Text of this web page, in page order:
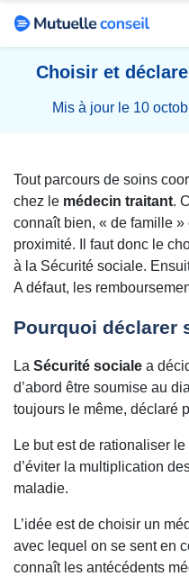
Choisir et
Mis à jour le 10
Tout parcours de soins
chez le médecin traitant.
connaît bien, « de famille
proximité. Il faut donc le
à la Sécurité sociale.
A défaut, les
Pourquoi déclarer
La Sécurité sociale a
d’abord être soumise au
toujours le même, déclaré
Le but est de rationaliser
d’éviter la multiplication
maladie.
L’idée est de choisir un
avec lequel on se sent en
connaît les antécédents